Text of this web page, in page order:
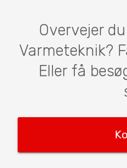
Overvejer
Varmeteknik?
Eller få